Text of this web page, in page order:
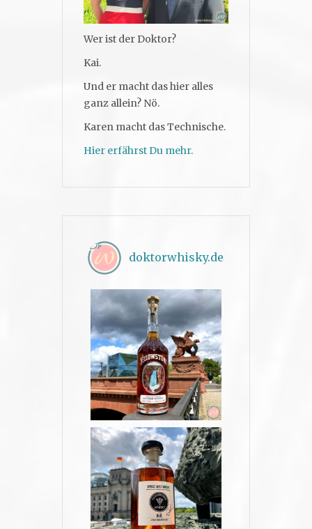
Wer ist der Doktor?
Kai.
Und er macht das hier alles
ganz allein? Nö.
Karen macht das Technische.
Hier erfährst Du mehr.
doktorwhisky.de